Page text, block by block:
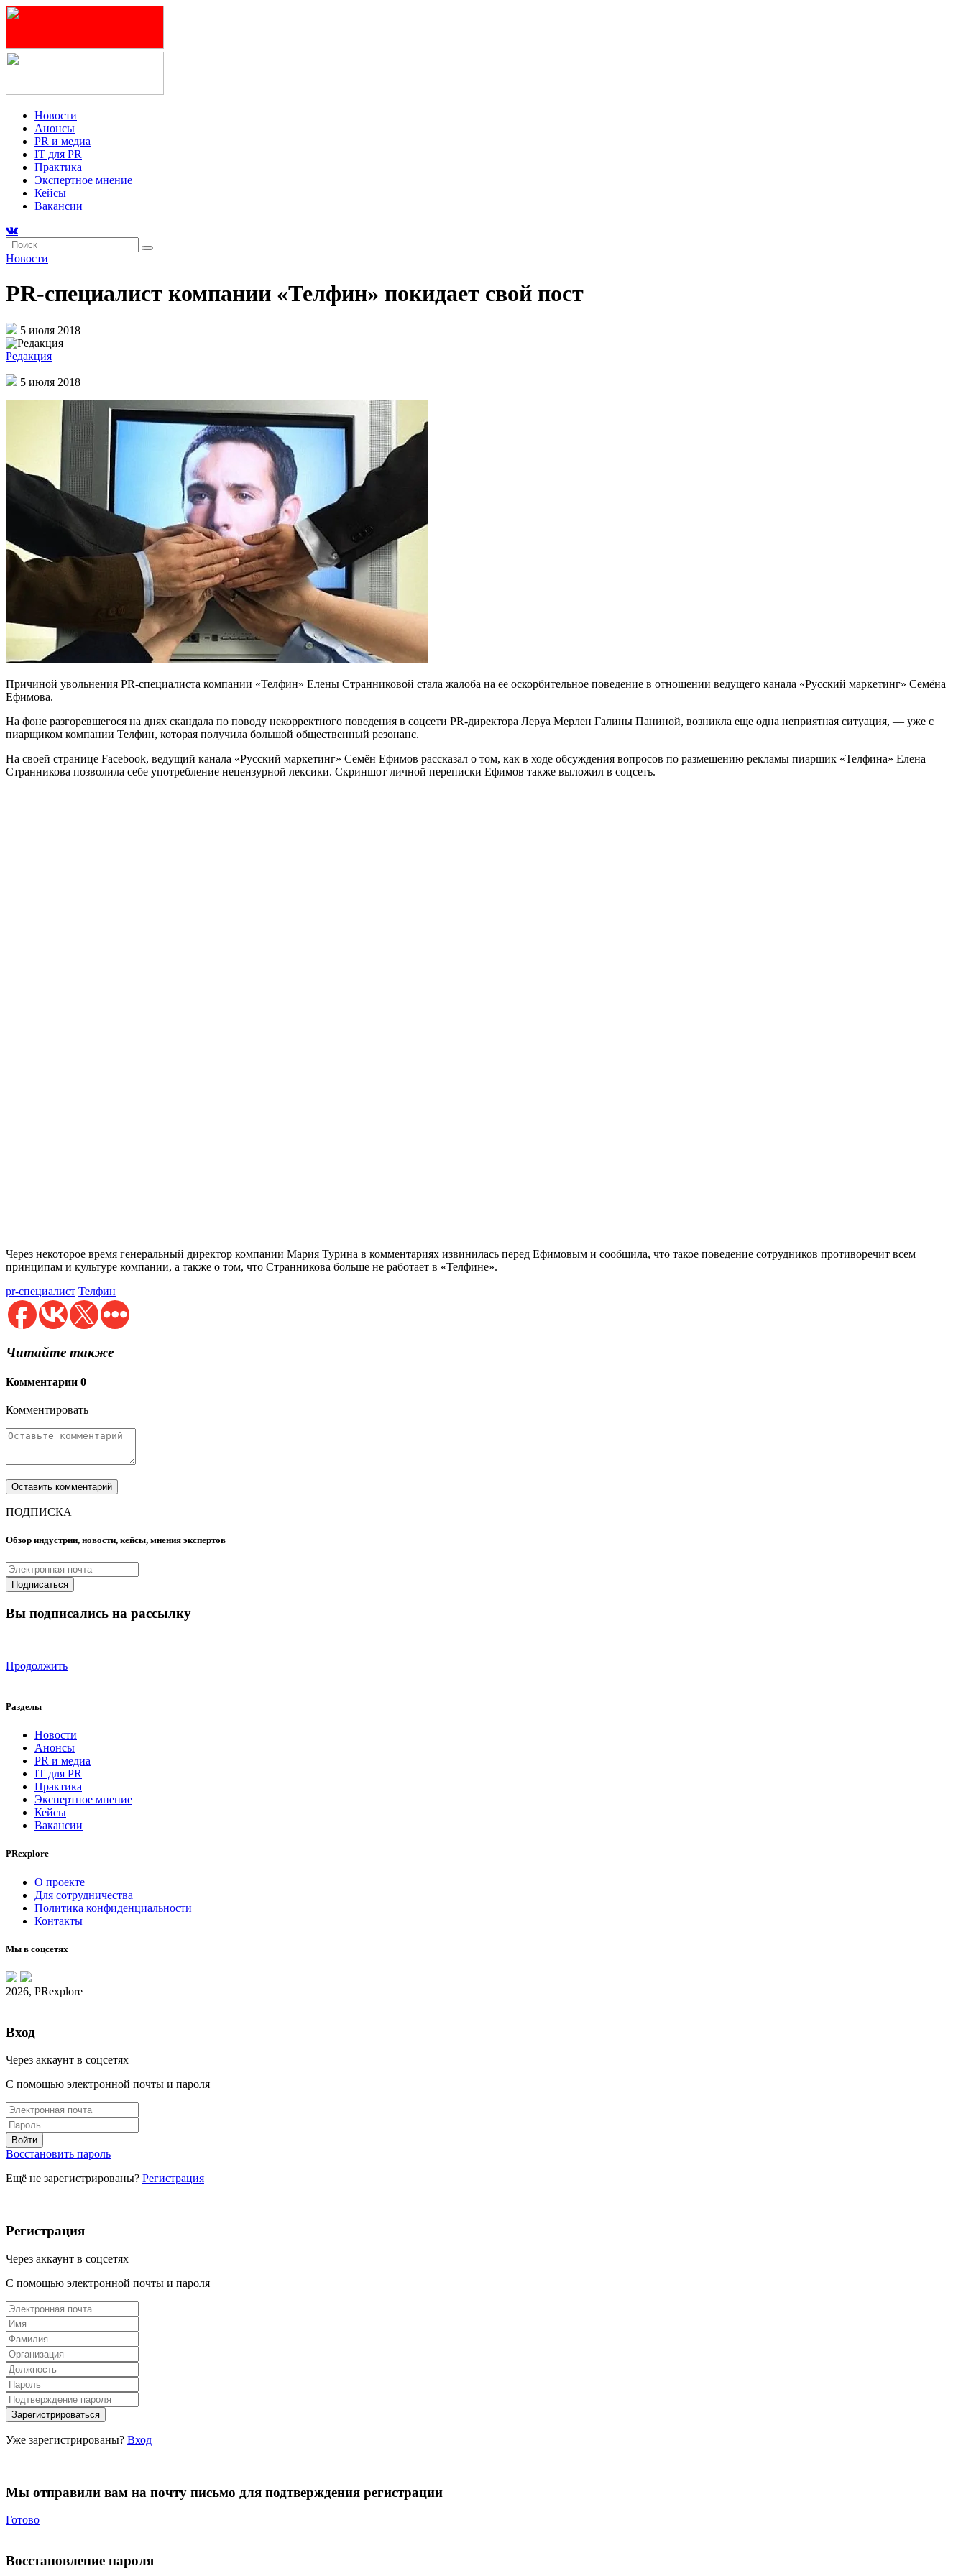
Новости
Анонсы
PR и медиа
IT для PR
Практика
Экспертное мнение
Кейсы
Вакансии
Новости
PR-специалист компании «Телфин» покидает свой пост
5 июля 2018
Редакция
5 июля 2018
Причиной увольнения PR-специалиста компании «Телфин» Елены Странниковой стала жалоба на ее оскорбительное поведение в отношении ведущего канала «Русский маркетинг» Семёна
Ефимова.
На фоне разгоревшегося на днях скандала по поводу некорректного поведения в соцсети PR-директора Леруа Мерлен Галины Паниной, возникла еще одна неприятная ситуация, — уже с
пиарщиком компании Телфин, которая получила большой общественный резонанс.
На своей странице Facebook, ведущий канала «Русский маркетинг» Семён Ефимов рассказал о том, как в ходе обсуждения вопросов по размещению рекламы пиарщик «Телфина» Елена
Странникова позволила себе употребление нецензурной лексики. Скриншот личной переписки Ефимов также выложил в соцсеть.
Через некоторое время генеральный директор компании Мария Турина в комментариях извинилась перед Ефимовым и сообщила, что такое поведение сотрудников противоречит всем
принципам и культуре компании, а также о том, что Странникова больше не работает в «Телфине».
pr-специалист Телфин
Читайте также
Комментарии 0
Комментировать
ПОДПИСКА
Обзор индустрии, новости, кейсы, мнения экспертов
Вы подписались на рассылку
Продолжить
Разделы
Новости
Анонсы
PR и медиа
IT для PR
Практика
Экспертное мнение
Кейсы
Вакансии
PRexplore
О проекте
Для сотрудничества
Политика конфиденциальности
Контакты
Мы в соцсетях
2026, PRexplore
Вход
Через аккаунт в соцсетях
С помощью электронной почты и пароля
Восстановить пароль
Ещё не зарегистрированы? Регистрация
Регистрация
Через аккаунт в соцсетях
С помощью электронной почты и пароля
Уже зарегистрированы? Вход
Мы отправили вам на почту письмо для подтверждения регистрации
Готово
Восстановление пароля